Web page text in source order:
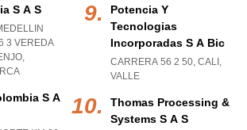
S A S
3 VEREDA
,
S A
Potencia Y
Tecnologias
Incorporadas S A Bic
CARRERA 56 2 50, CALI ,
VALLE
Thomas Processing &
Systems S A S